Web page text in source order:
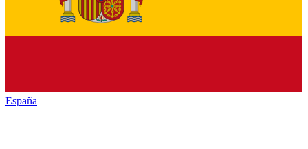
España